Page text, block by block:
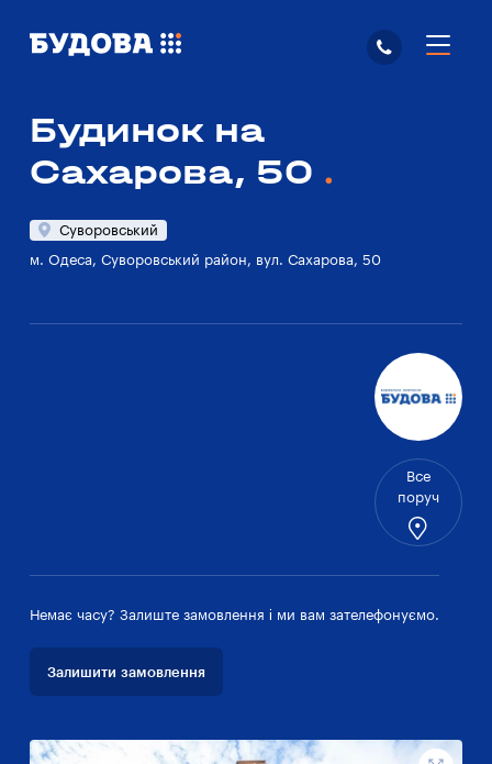
Будинок на
Сахарова, 50
Суворовський
м. Одеса, Суворовський район, вул. Сахарова, 50
Все
поруч
Немає часу? Залиште замовлення і ми вам зателефонуємо.
Залишити замовлення